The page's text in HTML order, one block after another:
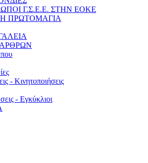
Γ.Σ.Ε.Ε. ΣΤΗΝ ΕΟΚΕ
ΠΡΩΤΟΜΑΓΙΑ
- Κινητοποιήσεις
- Εγκύκλιοι